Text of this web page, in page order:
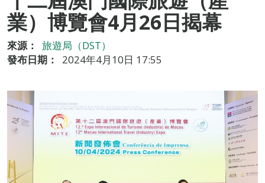
業）博覽會4月26日揭幕
來源：
旅遊局（DST）
發布日期：
2024年4月10日 17:55